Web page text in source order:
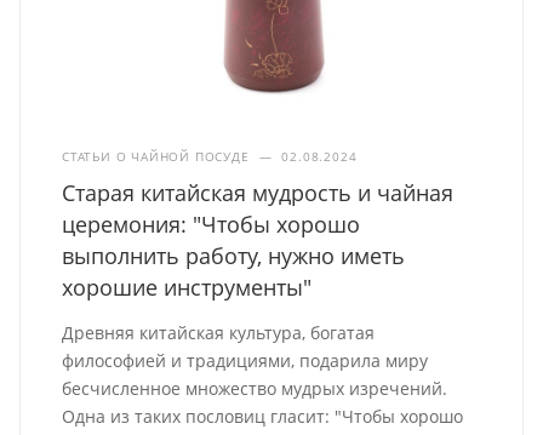
СТАТЬИ О ЧАЙНОЙ ПОСУДЕ — 02.08.2024
Старая китайская мудрость и чайная
церемония: "Чтобы хорошо
выполнить работу, нужно иметь
хорошие инструменты"
Древняя китайская культура, богатая
философией и традициями, подарила миру
бесчисленное множество мудрых изречений.
Одна из таких пословиц гласит: "Чтобы хорошо